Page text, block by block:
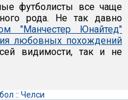
футболисты все чаще
рода. Не так давно
"Манчестер Юнайтед"
любовных похождений
видимости, так и не
:: Челси